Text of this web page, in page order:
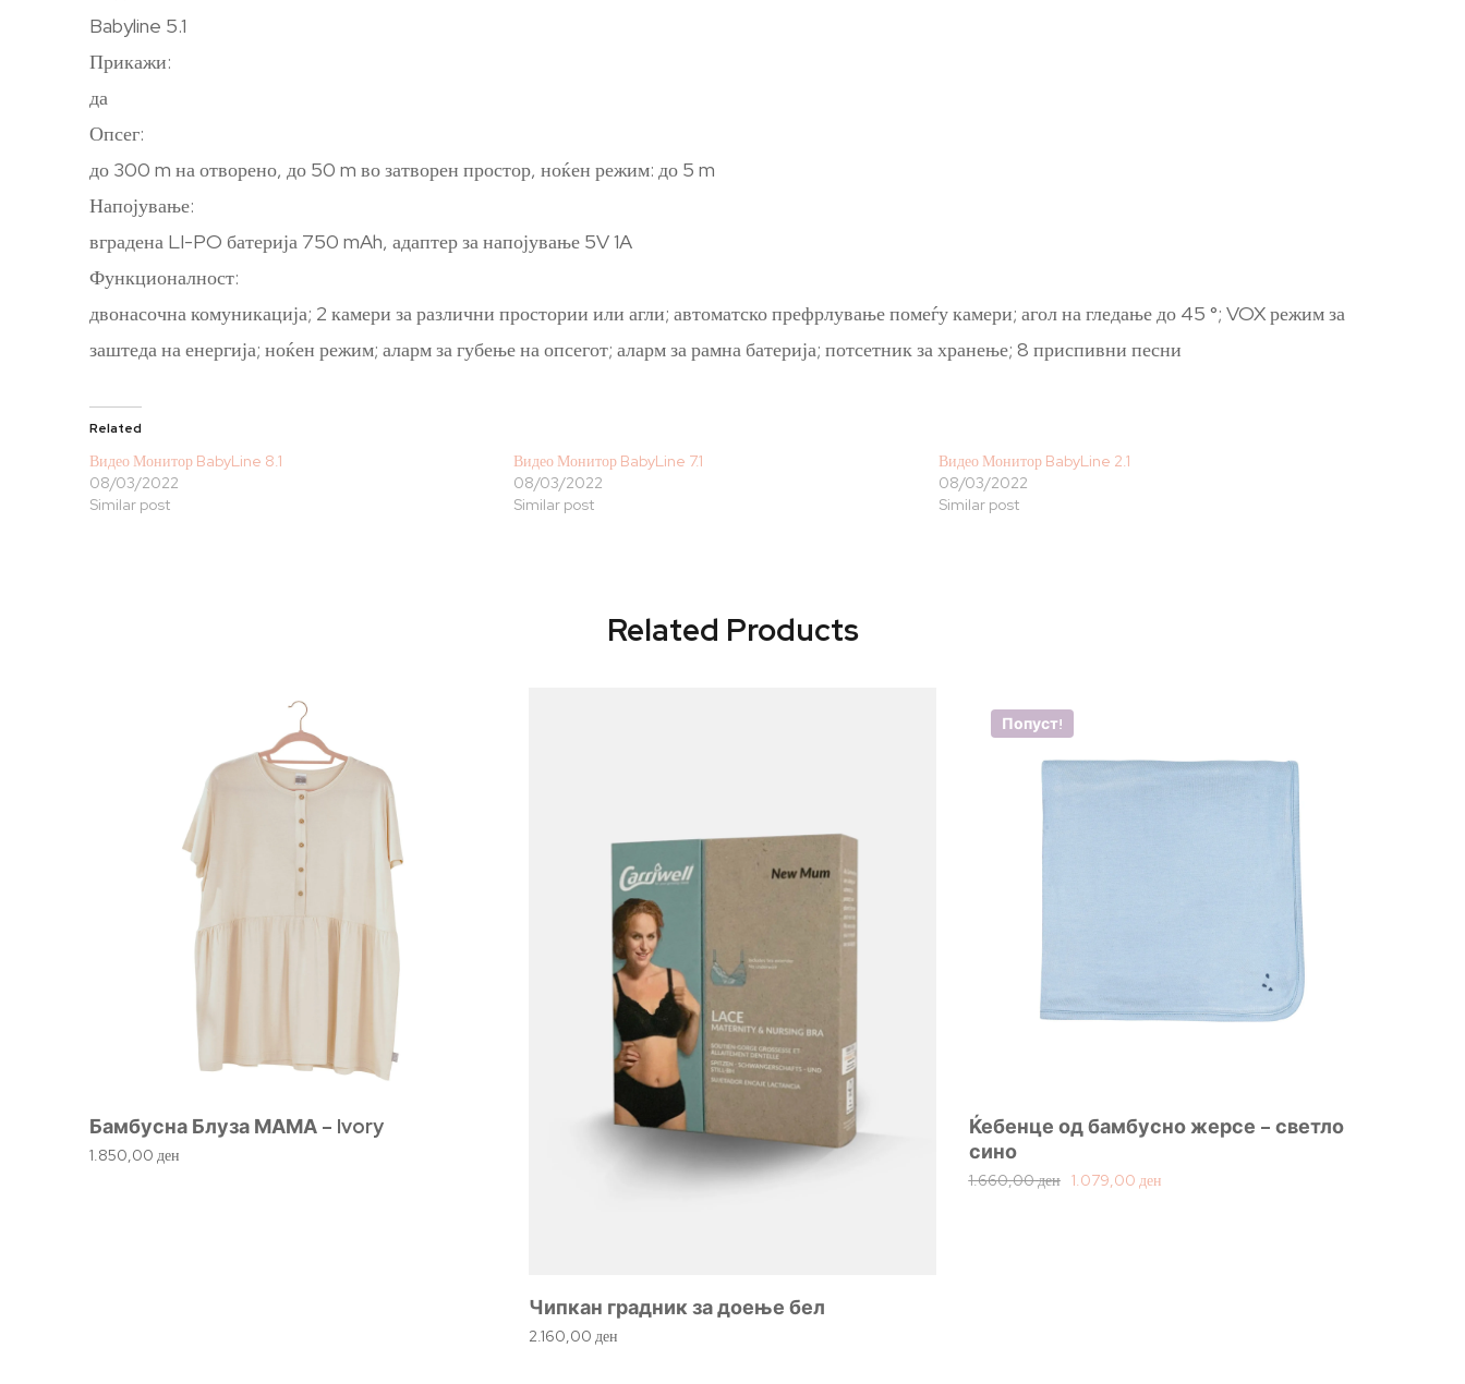
Babyline 5.1
Прикажи:
да
Опсег:
до 300 m на отворено, до 50 m во затворен простор, ноќен режим: до 5 m
Напојување:
вградена LI-PO батерија 750 mAh, адаптер за напојување 5V 1A
Функционалност:
двонасочна комуникација; 2 камери за различни простории или агли; автоматско префрлување помеѓу камери; агол на гледање до 45 °; VOX режим за
заштеда на енергија; ноќен режим; аларм за губење на опсегот; аларм за рамна батерија; потсетник за хранење; 8 приспивни песни
Related
Видео Монитор BabyLine 8.1
08/03/2022
Similar post
Видео Монитор BabyLine 7.1
08/03/2022
Similar post
Видео Монитор BabyLine 2.1
08/03/2022
Similar post
Related Products
Бамбусна Блуза МАМА – Ivory
1.850,00ден
Чипкан градник за доење бел
2.160,00 ден
Попуст!
Ќебенце од бамбусно жерсе – светло
сино
1.660,00ден 1.079,00 ден